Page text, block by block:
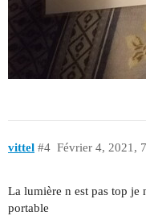
vittel Février 4, 2021,
#4
La lumière n est pas top je
portable